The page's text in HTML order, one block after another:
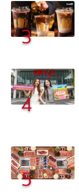
3
4
5